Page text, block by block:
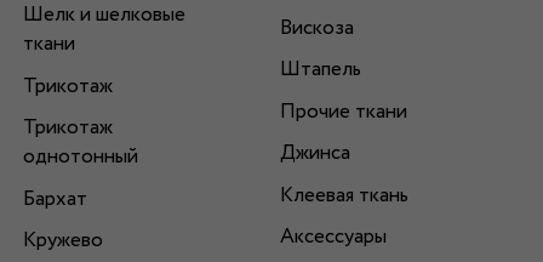
Шелк и шелковые
ткани
Трикотаж
Трикотаж
однотонный
Бархат
Кружево
Вискоза
Штапель
Прочие ткани
Джинса
Клеевая ткань
Аксессуары